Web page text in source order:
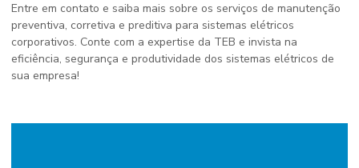
Entre em contato e saiba mais sobre os serviços de manutenção
preventiva, corretiva e preditiva para sistemas elétricos
corporativos. Conte com a expertise da TEB e invista na
eficiência, segurança e produtividade dos sistemas elétricos de
sua empresa!